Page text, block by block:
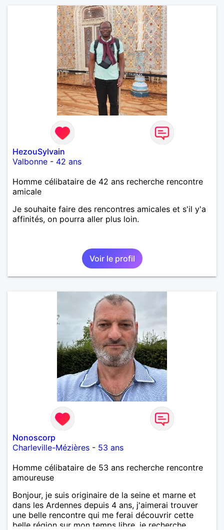
HezouSylvain
Valbonne - 42 ans
Homme célibataire de 42 ans recherche rencontre
amicale
Je souhaite faire des rencontres amicales et s'il y'a
affinités, on pourra aller plus loin.
Voir le profil
Nonoscorp
Charleville-Mézières - 53 ans
Homme célibataire de 53 ans recherche rencontre
amoureuse
Bonjour, je suis originaire de la seine et marne et
dans les Ardennes depuis 4 ans, j'aimerai trouver
une belle rencontre qui me ferai découvrir cette
belle région sur mon temps libre, je recherche